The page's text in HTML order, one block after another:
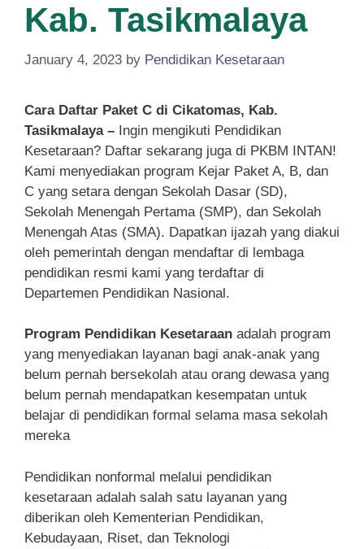
Kab. Tasikmalaya
January 4, 2023 by Pendidikan Kesetaraan
Cara Daftar Paket C di Cikatomas, Kab.
Tasikmalaya – Ingin mengikuti Pendidikan
Kesetaraan? Daftar sekarang juga di PKBM INTAN!
Kami menyediakan program Kejar Paket A, B, dan
C yang setara dengan Sekolah Dasar (SD),
Sekolah Menengah Pertama (SMP), dan Sekolah
Menengah Atas (SMA). Dapatkan ijazah yang diakui
oleh pemerintah dengan mendaftar di lembaga
pendidikan resmi kami yang terdaftar di
Departemen Pendidikan Nasional.
Program Pendidikan Kesetaraan adalah program
yang menyediakan layanan bagi anak-anak yang
belum pernah bersekolah atau orang dewasa yang
belum pernah mendapatkan kesempatan untuk
belajar di pendidikan formal selama masa sekolah
mereka
Pendidikan nonformal melalui pendidikan
kesetaraan adalah salah satu layanan yang
diberikan oleh Kementerian Pendidikan,
Kebudayaan, Riset, dan Teknologi